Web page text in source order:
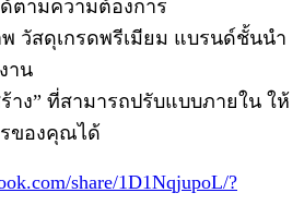
ตามความต้องการ
วัสดุเกรดพรีเมียม แบรนด์ชั้นนำ
าน
าง” ที่สามารถปรับแบบภายใน ให้
ของคุณได้
share/1D1NqjupoL/?